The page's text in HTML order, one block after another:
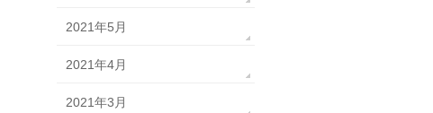
2021年5月
2021年4月
2021年3月